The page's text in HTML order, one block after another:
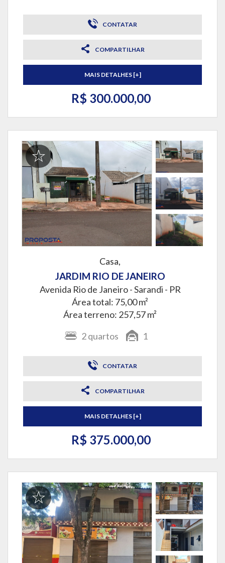
CONTATAR
COMPARTILHAR
MAIS DETALHES [+]
R$ 300.000,00
Casa,
JARDIM RIO DE JANEIRO
Avenida Rio de Janeiro -Sarandi - PR
Área total: 75,00 m²
Área terreno: 257,57 m²
2quartos 1
CONTATAR
COMPARTILHAR
MAIS DETALHES [+]
R$ 375.000,00